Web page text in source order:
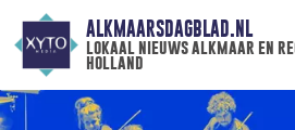
ALKMAARSDAGBLAD.NL
lokaal nieuws alkmaar en
holland